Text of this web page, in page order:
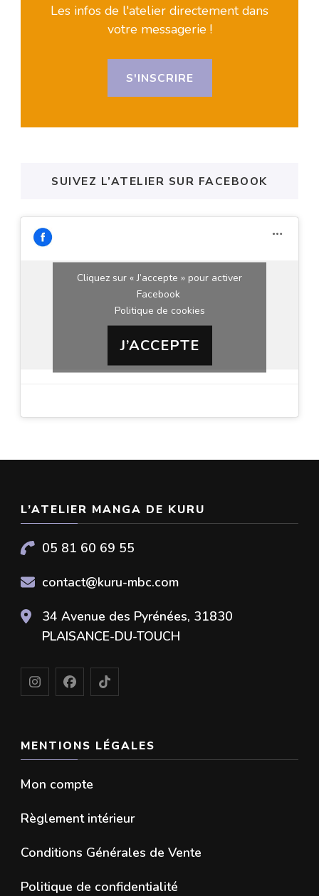
Les infos de l'atelier directement dans
votre messagerie !
S'INSCRIRE
SUIVEZ L’ATELIER SUR FACEBOOK
Cliquez sur « J’accepte » pour activer
Facebook
Politique de cookies
J’ACCEPTE
L’ATELIER MANGA DE KURU
05 81 60 69 55
contact@kuru-mbc.com
34 Avenue des Pyrénées, 31830
PLAISANCE-DU-TOUCH
MENTIONS LÉGALES
Mon compte
Règlement intérieur
Conditions Générales de Vente
Politique de confidentialité